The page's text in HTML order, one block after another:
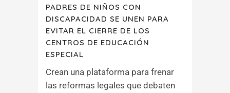
PADRES DE NIÑOS CON
DISCAPACIDAD SE UNEN PARA
EVITAR EL CIERRE DE LOS
CENTROS DE EDUCACIÓN
ESPECIAL
Crean una plataforma para frenar
las reformas legales que debaten